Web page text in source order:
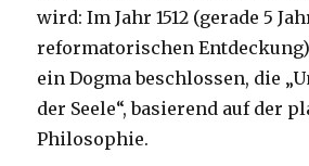
wird: Im Jahr 1512 (gerade 5
reformatorischen
ein Dogma beschlossen, die
der Seele“, basierend auf der
Philosophie.